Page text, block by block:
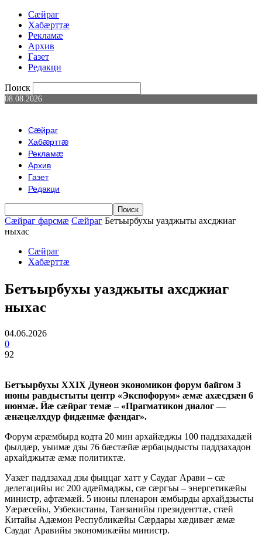
Сæйраг
Хабæрттæ
Рекламæ
Архив
Газет
Редакци
Поиск
08.08.2026
Сæйраг
Хабæрттæ
Рекламæ
Архив
Газет
Редакци
Сæйраг фарсмæ Сæйраг Бетъырбухы уазджыты ахсджиаг
ныхас
Сæйраг
Хабæрттæ
Бетъырбухы уазджыты ахсджиаг
ныхас
04.06.2026
0
92
Бетъырбухы XXIX Дунеон экономикон форум байгом 3
июны равдыстыты центр «Экспофорум» æмæ ахæсдзæн 6
июнмæ. Йæ сæйраг темæ – «Прагматикон диалог —
æнæцæлхдур фидæнмæ фæндаг».
Форум æрæмбырд кодта 20 мин архайæджы 100 паддзахадæй
фылдæр, уыимæ дзы 76 бæстæйæ æрбацыдысты паддзахадон
архайджытæ æмæ политиктæ.
Уазæг паддзахад дзы фыццаг хатт у Саудаг Арави – сæ
делегацийы ис 200 адæймаджы, сæ сæргъы – энергетикæйы
министр, афтæмæй. 5 июны пленарон æмбырды архайдзысты
Уæрæсейы, Узбекистаны, Танзанийы президенттæ, стæй
Китайы Адæмон Республикæйы Сæрдары хæдивæг æмæ
Саудаг Аравийы экономикæйы министр.